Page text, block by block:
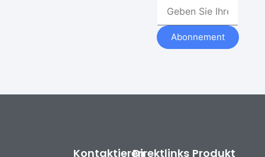
Abonnement
Produkt
Direktlinks
Kontaktieren